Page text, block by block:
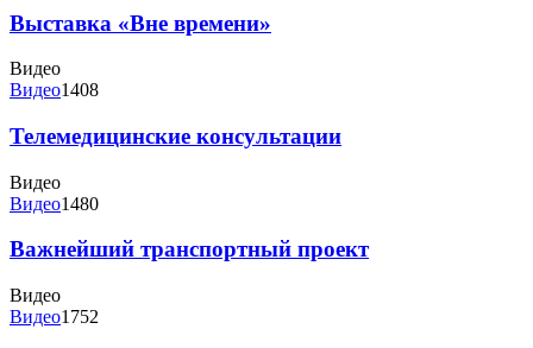
Выставка «Вне времени»
Видео
Видео1408
Телемедицинские консультации
Видео
Видео1480
Важнейший транспортный проект
Видео
Видео1752